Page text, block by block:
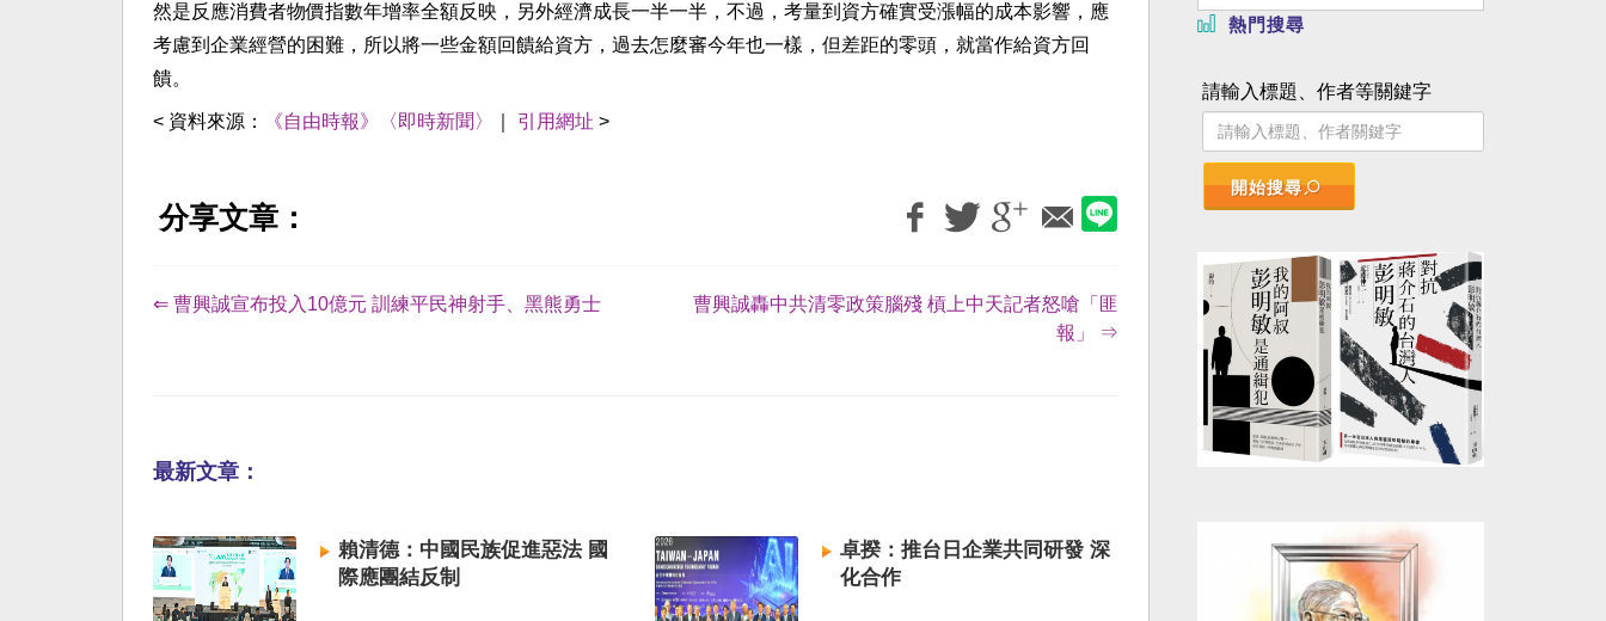
然是反應消費者物價指數年增率全額反映，另外經濟成長一半一半，不過，考量到資方確實受漲幅的成本影響，應
考慮到企業經營的困難，所以將一些金額回饋給資方，過去怎麼審今年也一樣，但差距的零頭，就當作給資方回
饋。
< 資料來源： 《自由時報》〈即時新聞〉 引用網址 >
分享文章：
⇐ 曹興誠宣布投入10億元 訓練平民神射手、黑熊勇士
曹興誠轟中共清零政策腦殘 槓上中天記者怒嗆「匪
報」 ⇒
最新文章：
賴清德：中國民族促進惡法 國
際應團結反制
卓揆：推台日企業共同研發 深
化合作
熱門搜尋
請輸入標題、作者等關鍵字
開始搜尋